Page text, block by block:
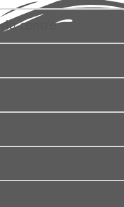
centre